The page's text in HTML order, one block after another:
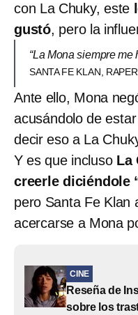
con La Chuky, este
gustó, pero la
“La Mona siempre me
SANTA FE KLAN,
Ante ello, Mona
acusándolo de
decir eso a La
Y es que incluso La
creerle diciéndole
pero Santa Fe Klan
acercarse a Mona
CINE
Reseña de
sobre los